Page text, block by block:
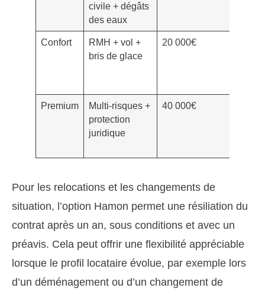
civile + dégâts
des eaux
Confort
RMH + vol +
bris de glace
20 000€
Premium
Multi-risques +
protection
juridique
40 000€
Pour les relocations et les changements de
situation, l’option Hamon permet une résiliation du
contrat après un an, sous conditions et avec un
préavis. Cela peut offrir une flexibilité appréciable
lorsque le profil locataire évolue, par exemple lors
d’un déménagement ou d’un changement de